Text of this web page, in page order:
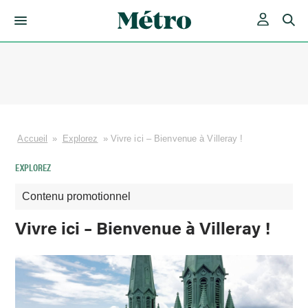
Accueil » Explorez » Vivre ici – Bienvenue à Villeray !
EXPLOREZ
Contenu promotionnel
Vivre ici – Bienvenue à Villeray !